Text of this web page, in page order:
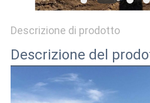
NORME
PRIVACY
Descrizione di prodotto
Descrizione del